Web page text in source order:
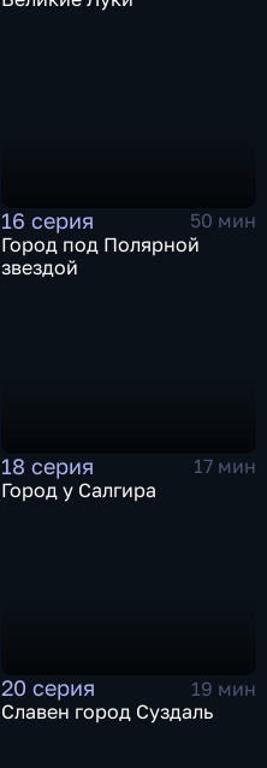
16 серия
50 мин
Город под Полярной
звездой
18 серия
17 мин
Город у Салгира
20 серия
19 мин
Славен город Суздаль